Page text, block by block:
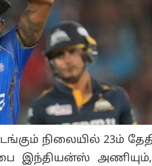
நிலையில் 23ம்
இந்தியன்ஸ்